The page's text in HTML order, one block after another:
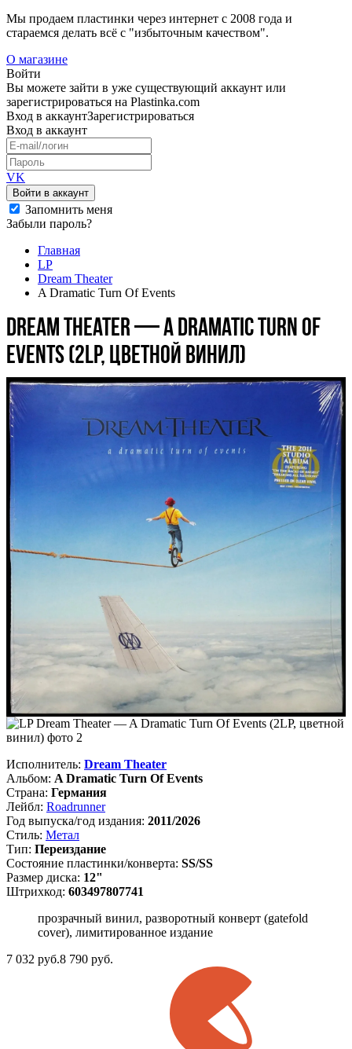
Мы продаем пластинки через интернет c 2008 года и
стараемся делать всё с "избыточным качеством".
О магазине
Войти
Вы можете зайти в уже существующий аккаунт или
зарегистрироваться на Plastinka.com
Вход в аккаунтЗарегистрироваться
Вход в аккаунт
VK
Войти в аккаунт
Запомнить меня
Забыли пароль?
Главная
LP
Dream Theater
A Dramatic Turn Of Events
Dream Theater — A Dramatic Turn Of
Events (2LP, цветной винил)
Исполнитель: Dream Theater
Альбом: A Dramatic Turn Of Events
Страна: Германия
Лейбл: Roadrunner
Год выпуска/год издания: 2011/2026
Стиль: Метал
Тип: Переиздание
Состояние пластинки/конверта: SS/SS
Размер диска: 12"
Штрихкод: 603497807741
прозрачный винил, разворотный конверт (gatefold
cover), лимитированное издание
7 032 руб.8 790 руб.